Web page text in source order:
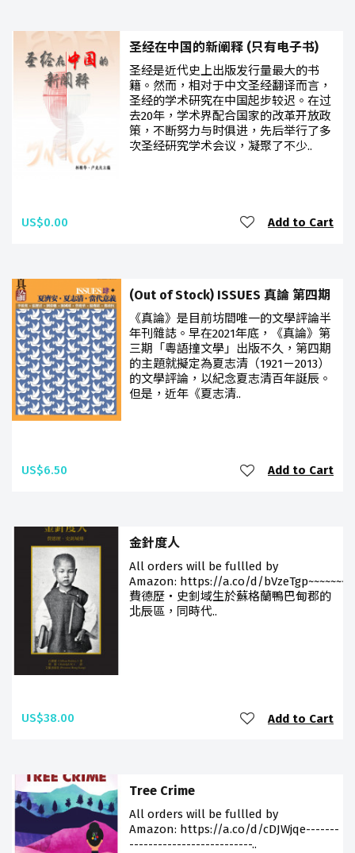
圣经在中国的新阐释 (只有电子书)
圣经是近代史上出版发行量最大的书
籍。然而，相对于中文圣经翻译而言，
圣经的学术研究在中国起步较迟。在过
去20年，学术界配合国家的改革开放政
策，不断努力与时俱进，先后举行了多
次圣经研究学术会议，凝聚了不少..
US$0.00 Add to Cart
(Out of Stock) ISSUES 真論 第四期
《真論》是目前坊間唯一的文學評論半
年刊雜誌。早在2021年底，《真論》第
三期「粵語撞文學」出版不久，第四期
的主題就擬定為夏志清（1921－2013）
的文學評論，以紀念夏志清百年誕辰。
但是，近年《夏志清..
US$6.50 Add to Cart
金針度人
All orders will be fulfilled by
Amazon: https://a.co/d/
費德歷‧史釗域生於蘇格蘭鴨巴甸郡的
北辰區，同時代..
US$38.00 Add to Cart
Tree Crime
All orders will be fulfilled by
Amazon: https://a.co/d/cDJWjqe-------
--------------------------..